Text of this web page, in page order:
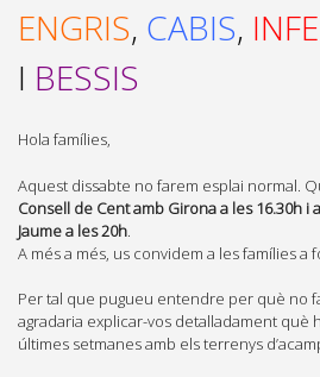
ENGRIS, CABIS,
I BESSIS
Hola famílies,
Aquest dissabte no farem esplai normal.
Consell de Cent amb Girona a les 16.30h i
Jaume a les 20h
A més a més, us convidem a les famílies a
Per tal que pugueu entendre per què no
agradaria explicar-vos detalladament què
últimes setmanes amb els terrenys